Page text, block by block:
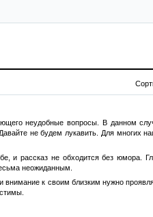
неудобные вопросы. В данном
не будем лукавить. Для многих
рассказ не обходится без юмора.
неожиданным.
к своим близким нужно